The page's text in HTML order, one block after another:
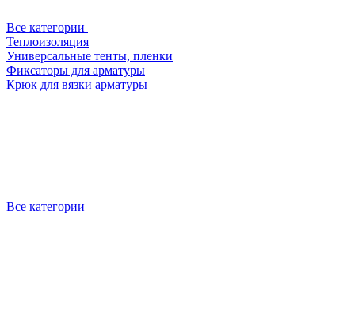
Все категории
Теплоизоляция
Универсальные тенты, пленки
Фиксаторы для арматуры
Крюк для вязки арматуры
Все категории